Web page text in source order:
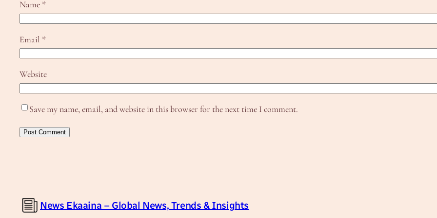
Name *
Email *
Website
Save my name, email, and website in this browser for the next time I comment.
News Ekaaina – Global News, Trends & Insights